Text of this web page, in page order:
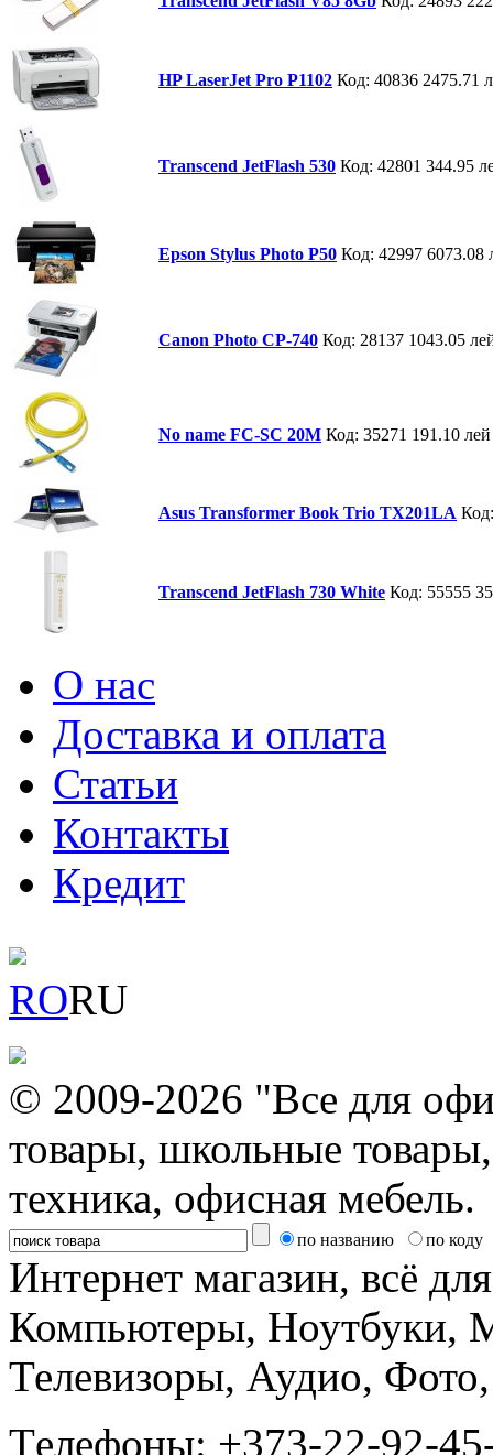
HP LaserJet Pro P1102 Код: 40836 2475.71
Transcend JetFlash 530 Код: 42801 344.95
Epson Stylus Photo P50 Код: 42997 6073.08
Canon Photo СP-740 Код: 28137 1043.05
No name FC-SC 20M Код: 35271 191.10 лей
Asus Transformer Book Trio TX201LA
Transcend JetFlash 730 White Код: 55555
О нас
Доставка и оплата
Статьи
Контакты
Кредит
RORU
© 2009-2026 "Все для
товары, школьные
техника, офисная мебель.
по названию по коду
Интернет магазин, всё
Компьютеры, Ноутбуки,
Телевизоры, Аудио,
Tелефоны: +373-22-92-